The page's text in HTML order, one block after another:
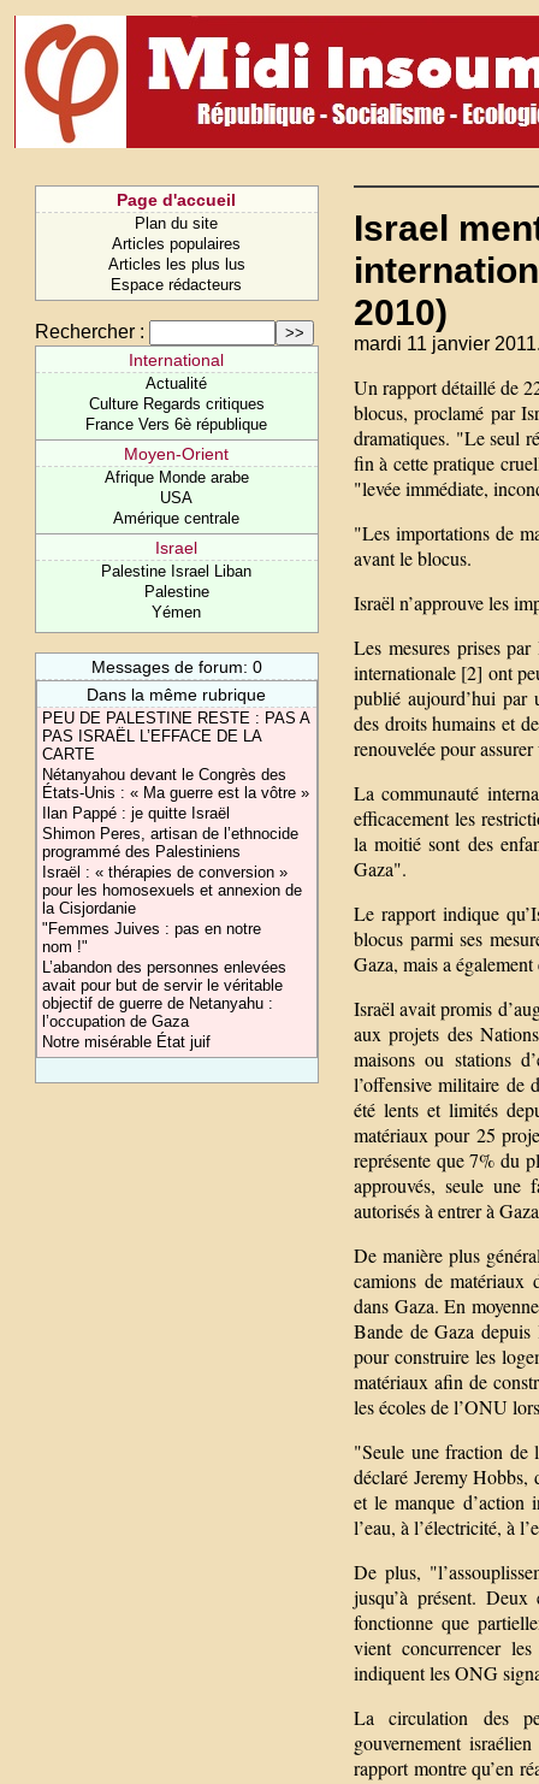
Page d'accueil
Plan du site
Articles populaires
Articles les plus lus
Espace rédacteurs
Rechercher :
International
Actualité
Culture Regards critiques
France Vers 6è république
Moyen-Orient
Afrique Monde arabe
USA
Amérique centrale
Israel
Palestine Israel Liban
Palestine
Yémen
Messages de forum: 0
Dans la même rubrique
PEU DE PALESTINE RESTE : PAS A
PAS ISRAËL L’EFFACE DE LA
CARTE
Nétanyahou devant le Congrès des
États-Unis : « Ma guerre est la vôtre »
Ilan Pappé : je quitte Israël
Shimon Peres, artisan de l’ethnocide
programmé des Palestiniens
Israël : « thérapies de conversion »
pour les homosexuels et annexion de
la Cisjordanie
"Femmes Juives : pas en notre
nom !"
L’abandon des personnes enlevées
avait pour but de servir le véritable
objectif de guerre de Netanyahu :
l’occupation de Gaza
Notre misérable État juif
Israel
2010)
mardi 11 janvier
Un rapport détaillé de
blocus, proclamé par
dramatiques. "Le seul
fin à cette pratique
"levée immédiate,
"Les importations de
avant le blocus.
Israël n’approuve les
Les mesures prises
internationale [2] ont
publié aujourd’hui par
des droits humains et
renouvelée pour
La communauté
efficacement les
la moitié sont des
Gaza".
Le rapport indique
blocus parmi ses
Gaza, mais a
Israël avait promis
aux projets des
maisons ou stations
l’offensive militaire de
été lents et limités
matériaux pour 25
représente que 7% du
approuvés, seule une
autorisés à entrer à
De manière plus
camions de matériaux
dans Gaza. En
Bande de Gaza
pour construire les
matériaux afin de
les écoles de l’ONU
"Seule une fraction de
déclaré Jeremy Hobbs,
et le manque d’action
l’eau, à l’électricité, à
De plus,
jusqu’à présent.
fonctionne que
vient concurrencer
indiquent les ONG
La circulation des
gouvernement
rapport montre qu’en